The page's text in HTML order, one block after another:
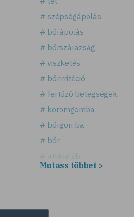
# szépségápolás
# bőrápolás
# bőrszárazság
# viszketés
# bőrirritáció
# fertőző betegségek
# körömgomba
# bőrgomba
# bőr
# atlétaláb
Mutass többet >